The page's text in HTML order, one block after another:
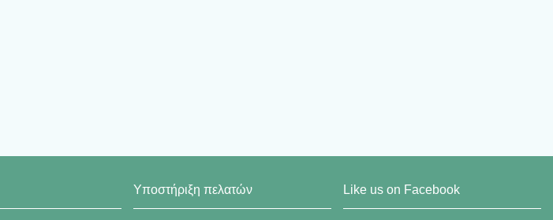
Υποστήριξη πελατών Like us on Facebook